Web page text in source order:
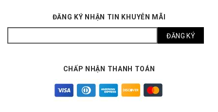
ĐĂNG KÝ NHẬN TIN KHUYỄN MÃI
CHẤP NHẬN THANH TOÁN